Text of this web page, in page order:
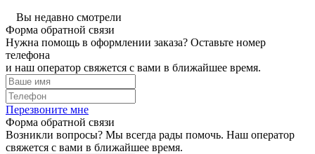
Вы недавно смотрели
Форма обратной связи
Нужна помощь в оформлении заказа? Оставьте номер
телефона
и наш оператор свяжется с вами в ближайшее время.
Перезвоните мне
Форма обратной связи
Возникли вопросы? Мы всегда рады помочь. Наш оператор
свяжется с вами в ближайшее время.